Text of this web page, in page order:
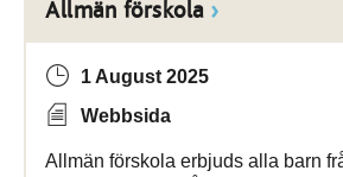
Allmän förskola
1 August 2025
Webbsida
Allmän förskola erbjuds alla barn